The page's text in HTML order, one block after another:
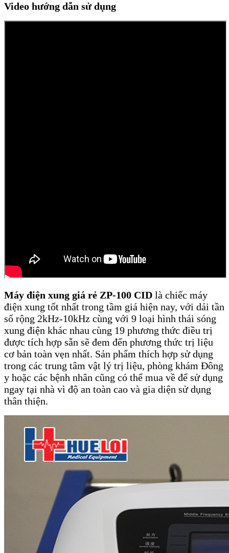
Video hướng dẫn sử dụng
Máy điện xung giá rẻ ZP-100 CID là chiếc máy
điện xung tốt nhất trong tầm giá hiện nay, với dải tần
số rộng 2kHz-10kHz cùng với 9 loại hình thái sóng
xung điện khác nhau cùng 19 phương thức điều trị
được tích hợp sẵn sẽ đem đến phương thức trị liệu
cơ bản toàn vẹn nhất. Sản phẩm thích hợp sử dụng
trong các trung tâm vật lý trị liệu, phòng khám Đông
y hoặc các bệnh nhân cũng có thể mua về để sử dụng
ngay tại nhà vì độ an toàn cao và gia diện sử dụng
thân thiện.